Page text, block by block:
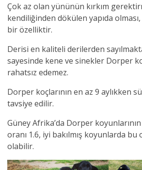
Çok az olan yününün kırkım
kendiliğinden dökülen yapıda olması,
bir özelliktir.
Derisi en kaliteli derilerden
sayesinde kene ve sinekler Dorper
rahatsız edemez.
Dorper koçlarının en az 9 aylıkken
tavsiye edilir.
Güney Afrika’da Dorper
oranı 1.6, iyi bakılmış koyunlarda bu
olabilir.